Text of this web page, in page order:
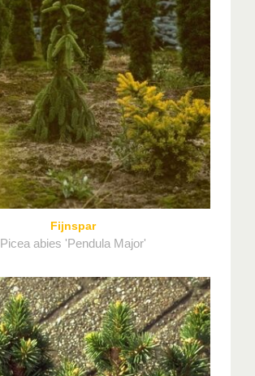
Fijnspar
Picea abies 'Pendula Major'